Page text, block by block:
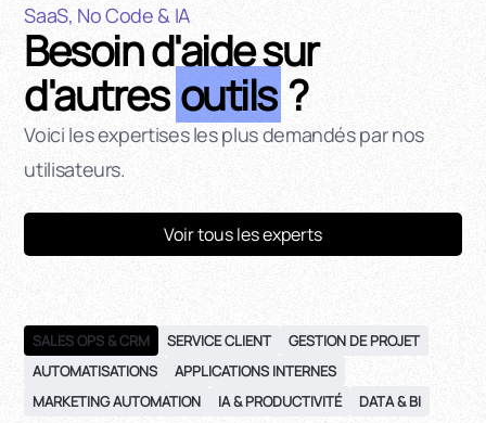
SaaS, No Code & IA
Besoin d'aide sur
d'autresoutils ?
Voici les expertises les plus demandés par nos
utilisateurs.
Voir tous les experts
SALES OPS & CRM SERVICE CLIENT
GESTION DE PROJET
AUTOMATISATIONS
APPLICATIONS INTERNES
MARKETING AUTOMATION
IA & PRODUCTIVITÉ DATA & BI